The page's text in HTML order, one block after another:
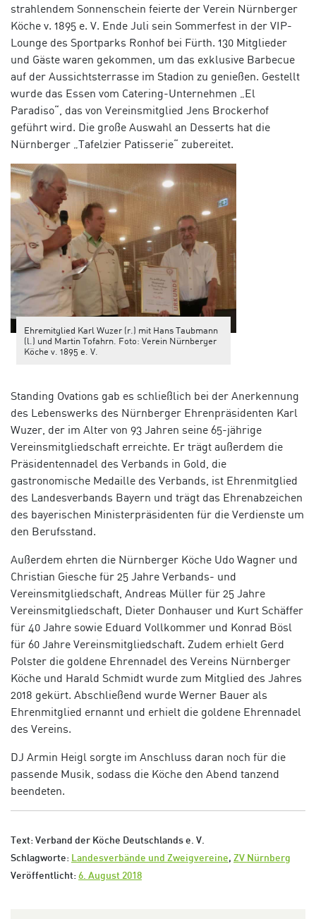
strahlendem Sonnenschein feierte der Verein Nürnberger
Köche v. 1895 e. V. Ende Juli sein Sommerfest in der VIP-
Lounge des Sportparks Ronhof bei Fürth. 130 Mitglieder
und Gäste waren gekommen, um das exklusive Barbecue
auf der Aussichtsterrasse im Stadion zu genießen. Gestellt
wurde das Essen vom Catering-Unternehmen „El
Paradiso“, das von Vereinsmitglied Jens Brockerhof
geführt wird. Die große Auswahl an Desserts hat die
Nürnberger „Tafelzier Patisserie“ zubereitet.
Ehremitglied Karl Wuzer (r.) mit Hans Taubmann
(l.) und Martin Tofahrn. Foto: Verein Nürnberger
Köche v. 1895 e. V.
Standing Ovations gab es schließlich bei der Anerkennung
des Lebenswerks des Nürnberger Ehrenpräsidenten Karl
Wuzer, der im Alter von 93 Jahren seine 65-jährige
Vereinsmitgliedschaft erreichte. Er trägt außerdem die
Präsidentennadel des Verbands in Gold, die
gastronomische Medaille des Verbands, ist Ehrenmitglied
des Landesverbands Bayern und trägt das Ehrenabzeichen
des bayerischen Ministerpräsidenten für die Verdienste um
den Berufsstand.
Außerdem ehrten die Nürnberger Köche Udo Wagner und
Christian Giesche für 25 Jahre Verbands- und
Vereinsmitgliedschaft, Andreas Müller für 25 Jahre
Vereinsmitgliedschaft, Dieter Donhauser und Kurt Schäffer
für 40 Jahre sowie Eduard Vollkommer und Konrad Bösl
für 60 Jahre Vereinsmitgliedschaft. Zudem erhielt Gerd
Polster die goldene Ehrennadel des Vereins Nürnberger
Köche und Harald Schmidt wurde zum Mitglied des Jahres
2018 gekürt. Abschließend wurde Werner Bauer als
Ehrenmitglied ernannt und erhielt die goldene Ehrennadel
des Vereins.
DJ Armin Heigl sorgte im Anschluss daran noch für die
passende Musik, sodass die Köche den Abend tanzend
beendeten.
Text: Verband der Köche Deutschlands e. V.
Schlagworte: Landesverbände und Zweigvereine, ZV Nürnberg
Veröffentlicht: 6. August 2018